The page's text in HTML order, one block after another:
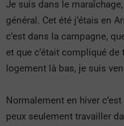
Je suis dans le
général. Cet été j’étais en
c’est dans la campagne,
et que c’était compliqué de
logement là bas, je suis
Normalement en hiver
peux seulement travailler